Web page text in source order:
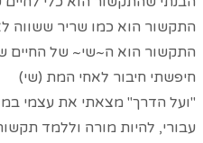
התקשור הוא כמו שריר ששווה
התקשור הוא ה~שי~ של החיים
חיפשתי חיבור לאחי המת (שי)
"ועל הדרך" מצאתי את עצמי
עבורי, להיות מורה וללמד